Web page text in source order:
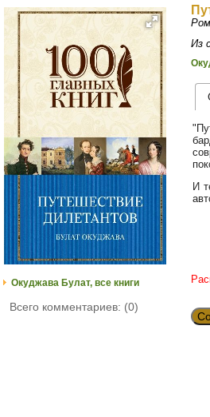
Окуджава Булат, все книги
Всего комментариев: (0)
Из
И